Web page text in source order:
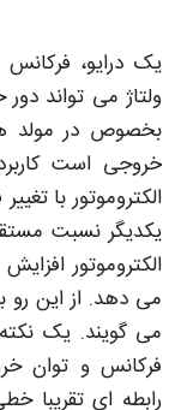
یک درایو، فرکانس
ولتاژ می تواند دور
بخصوص در مولد
خروجی است
الکتروموتور با
یکدیگر نسبت
الکتروموتور
می دهد. از این رو
می گویند. یک
فرکانس و توان
رابطه ای تقریبا